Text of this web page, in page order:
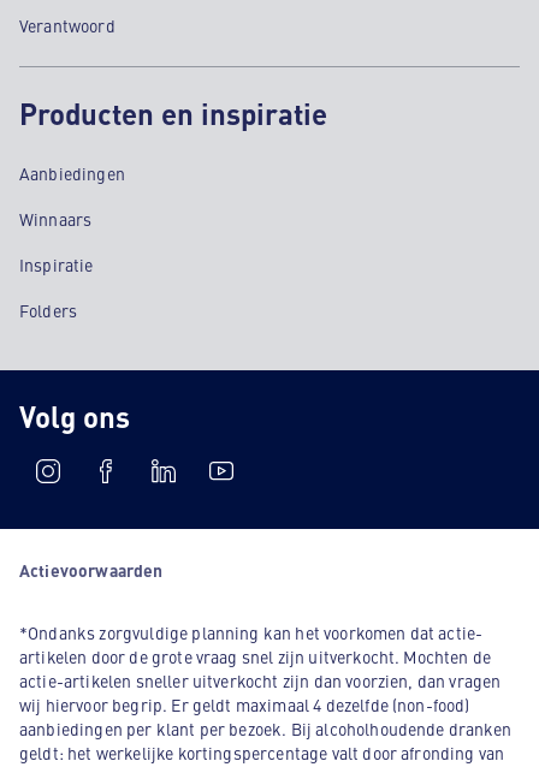
Verantwoord
Producten en inspiratie
Aanbiedingen
Winnaars
Inspiratie
Folders
Volg ons
Actievoorwaarden
*Ondanks zorgvuldige planning kan het voorkomen dat actie-
artikelen door de grote vraag snel zijn uitverkocht. Mochten de
actie-artikelen sneller uitverkocht zijn dan voorzien, dan vragen
wij hiervoor begrip. Er geldt maximaal 4 dezelfde (non-food)
aanbiedingen per klant per bezoek. Bij alcoholhoudende dranken
geldt: het werkelijke kortingspercentage valt door afronding van